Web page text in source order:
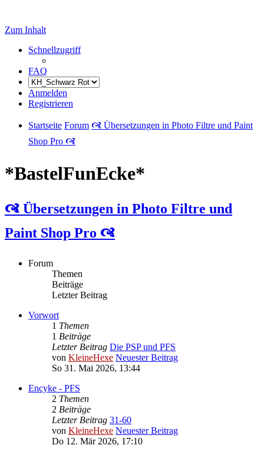
Zum Inhalt
Schnellzugriff
FAQ
Anmelden
Registrieren
Startseite Forum 🙧 Übersetzungen in Photo Filtre und Paint
Shop Pro 🙧
*BastelFunEcke*
🙧 Übersetzungen in Photo Filtre und
Paint Shop Pro 🙧
Forum
Themen
Beiträge
Letzter Beitrag
Vorwort
1 Themen
1 Beiträge
Letzter Beitrag Die PSP und PFS
von KleineHexe Neuester Beitrag
So 31. Mai 2026, 13:44
Encyke - PFS
2 Themen
2 Beiträge
Letzter Beitrag 31-60
von KleineHexe Neuester Beitrag
Do 12. Mär 2026, 17:10